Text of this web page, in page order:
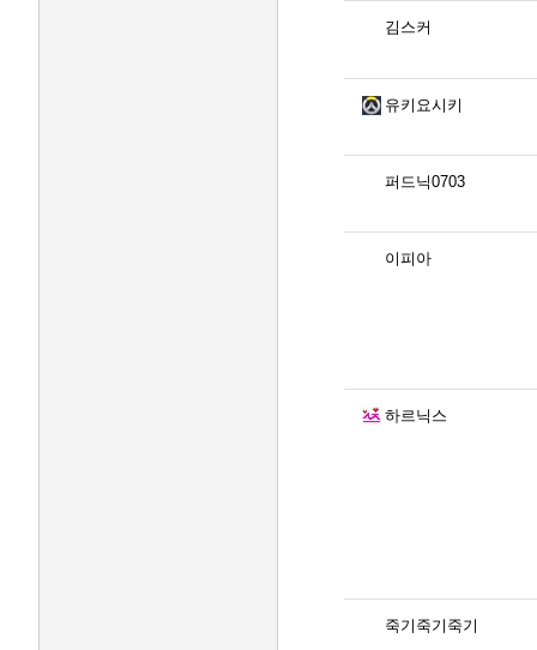
김스커
유키요시키
퍼드닉0703
이피아
하르닉스
죽기죽기죽기